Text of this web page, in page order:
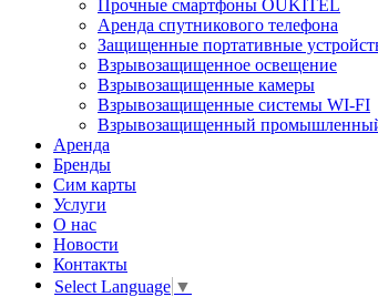
Прочные смартфоны OUKITEL
Аренда спутникового телефона
Защищенные портативные
Взрывозащищенное освещение
Взрывозащищенные камеры
Взрывозащищенные системы WI-FI
Взрывозащищенный
Аренда
Бренды
Сим карты
Услуги
О нас
Новости
Контакты
Select Language ▼